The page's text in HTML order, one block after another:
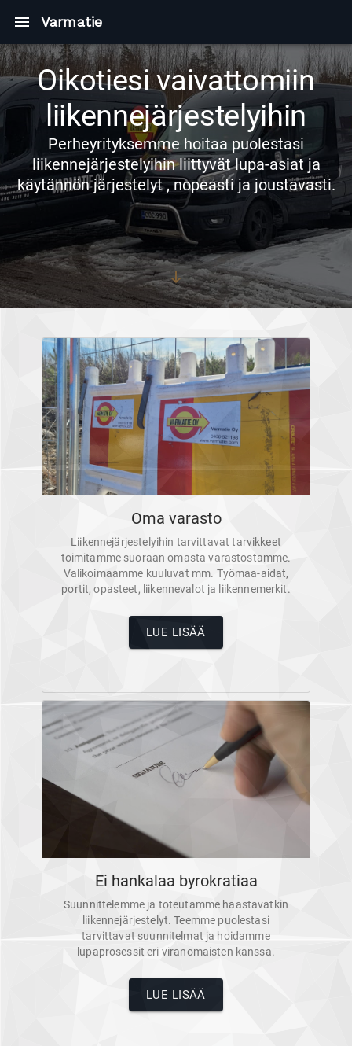
Varmatie
Oikotiesi vaivattomiin
liikennejärjestelyihin
Perheyrityksemme hoitaa puolestasi
liikennejärjestelyihin liittyvät lupa-asiat ja
käytännön järjestelyt , nopeasti ja joustavasti.
Oma varasto
Liikennejärjestelyihin tarvittavat tarvikkeet
toimitamme suoraan omasta varastostamme.
Valikoimaamme kuuluvat mm. Työmaa-aidat,
portit, opasteet, liikennevalot ja liikennemerkit.
LUE LISÄÄ
Ei hankalaa byrokratiaa
Suunnittelemme ja toteutamme haastavatkin
liikennejärjestelyt. Teemme puolestasi
tarvittavat suunnitelmat ja hoidamme
lupaprosessit eri viranomaisten kanssa.
LUE LISÄÄ